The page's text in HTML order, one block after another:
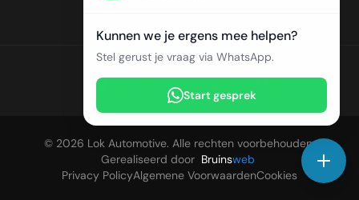
© 2026 Lok Automotive. Alle rechten voorbehouden.
Gerealiseerd door Bruinsweb
Privacy PolicyAlgemene VoorwaardenCookies
Kunnen we je ergens mee helpen?
Stel gerust je vraag via WhatsApp.
Start gesprek